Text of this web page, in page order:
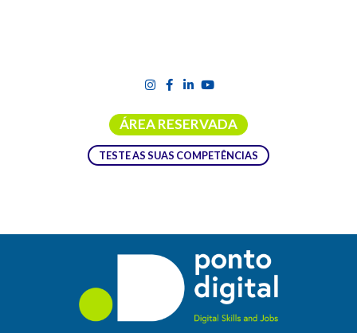
ÁREA RESERVADA
TESTE AS SUAS COMPETÊNCIAS